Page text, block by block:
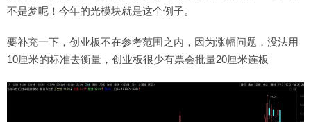
不是梦呢！今年的光模块就是这个例子。
要补充一下，创业板不在参考范围之内，因为涨幅问题，没法用
10厘米的标准去衡量，创业板很少有票会批量20厘米连板